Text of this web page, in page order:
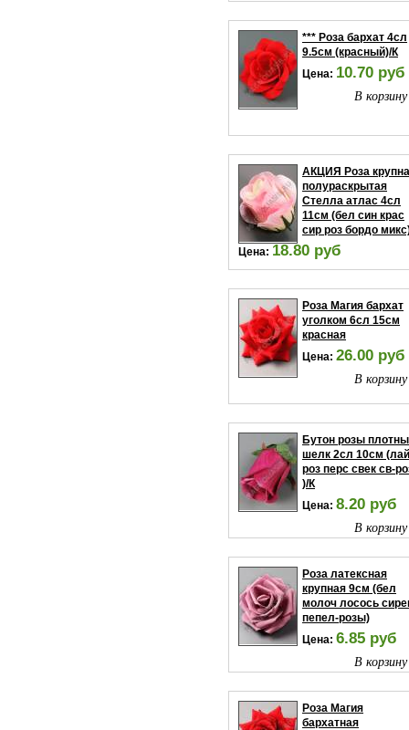
*** Роза бархат 4сл
9.5см (красный)/К
Цена: 10.70 руб
В
АКЦИЯ Роза
полураскрытая
Стелла атлас 4сл
11см (бел син крас
сир роз бордо
Цена: 18.80 руб
В
Роза Магия бархат
уголком 6сл 15см
красная
Цена: 26.00 руб
В
Бутон розы
шелк 2сл 10см
роз перс свек св-
)/К
Цена: 8.20 руб
В
Роза латексная
крупная 9см (бел
молоч лосось
пепел-розы)
Цена: 6.85 руб
В
Роза Магия
бархатная